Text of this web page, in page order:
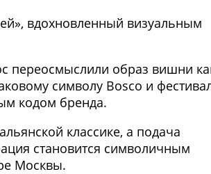
вдохновленный визуальным
переосмыслили образ вишни
символу Bosco и
кодом бренда.
классике, а подача
становится символичным
Москвы.